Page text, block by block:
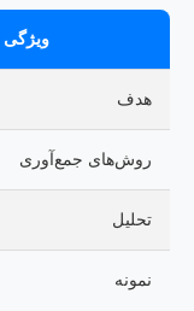
ویژگی
هدف
روش‌های جمع‌آوری
تحلیل
نمونه